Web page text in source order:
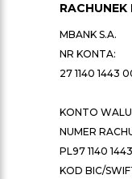
MBANK S.A.
NR KONTA:
27 1140 1443
KONTO
NUMER
PL97 1140
KOD BIC/